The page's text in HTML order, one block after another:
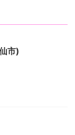
市)